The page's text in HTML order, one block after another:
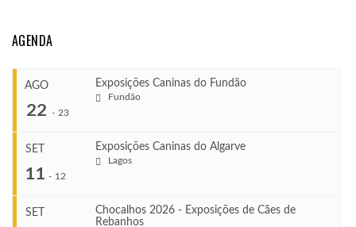
AGENDA
AGO
22 - 23
Exposições Caninas do Fundão
Fundão
SET
11 - 12
Exposições Caninas do Algarve
Lagos
SET
Chocalhos 2026 - Exposições de Cães de
Rebanhos